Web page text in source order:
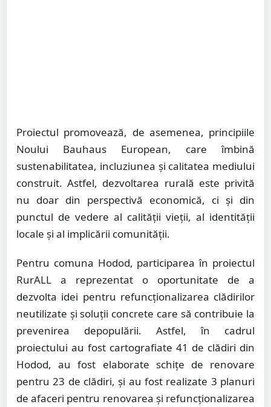
Proiectul promovează, de asemenea, principiile
Noului Bauhaus European, care îmbină
sustenabilitatea, incluziunea și calitatea mediului
construit. Astfel, dezvoltarea rurală este privită
nu doar din perspectivă economică, ci și din
punctul de vedere al calității vieții, al identității
locale și al implicării comunității.
Pentru comuna Hodod, participarea în proiectul
RurALL a reprezentat o oportunitate de a
dezvolta idei pentru refuncționalizarea clădirilor
neutilizate și soluții concrete care să contribuie la
prevenirea depopulării. Astfel, în cadrul
proiectului au fost cartografiate 41 de clădiri din
Hodod, au fost elaborate schițe de renovare
pentru 23 de clădiri, și au fost realizate 3 planuri
de afaceri pentru renovarea și refuncționalizarea